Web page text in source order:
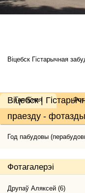
Віцебск Гістарычная
Віцебск |
праезду -
Галоўная
Год пабудовы
Фотагалерэі
Друпаў Аляксей (6)